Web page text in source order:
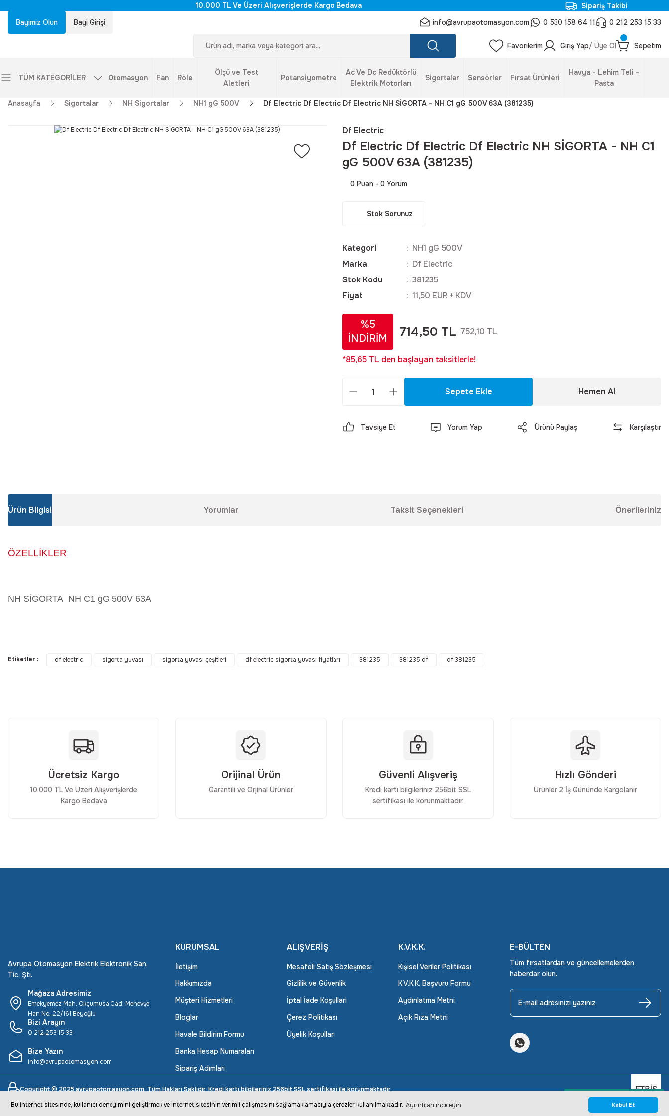
Bu internet sitesinde, kullanıcı deneyimini geliştirmek ve internet sitesinin verimli çalışmasını sağlamak amacıyla çerezler kullanılmaktadır. Ayrıntıları inceleyin Kabul Et
Whatsapp Bilgi Hattı
10.000 TL Ve Üzeri Alışverişlerde Kargo Bedava
Sipariş Takibi
Bayimiz Olun
Bayi Girişi info@avrupaotomasyon.com 0 530 158 64 11 0 212 253 15 33
Favorilerim Giriş Yap/ Üye Ol Sepetim
TÜM KATEGORİLER Otomasyon Fan Röle
Ölçü ve Test
Aletleri
Potansiyometre
Ac Ve Dc Redüktörlü
Elektrik Motorları
Sigortalar Sensörler Fırsat Ürünleri
Havya - Lehim Teli -
Pasta
Anasayfa Sigortalar NH Sigortalar NH1 gG 500V Df Electric Df Electric Df Electric NH SİGORTA - NH C1 gG 500V 63A (381235)
Df Electric
Df Electric Df Electric Df Electric NH SİGORTA - NH C1
gG 500V 63A (381235)
0 Puan - 0 Yorum
Stok Sorunuz
Kategori
NH1 gG 500V
Marka
Df Electric
Stok Kodu
381235
Fiyat
11,50 EUR + KDV
%5
İNDİRİM
714,50 TL 752,10 TL
*85,65 TL den başlayan taksitlerle!
Sepete Ekle Hemen Al
Tavsiye Et Yorum Yap Ürünü Paylaş Karşılaştır
Ürün Bilgisi Yorumlar Taksit Seçenekleri Önerileriniz
ÖZELLİKLER
NH SİGORTA NH C1 gG 500V 63A
Bu ürüne benzer farklı alternatifler olmalı.
Etiketler : df electric sigorta yuvası sigorta yuvası çeşitleri df electric sigorta yuvası fiyatları 381235 381235 df df 381235
Ücretsiz Kargo
10.000 TL Ve Üzeri Alışverişlerde
Kargo Bedava
Orijinal Ürün
Garantili ve Orjinal Ürünler
Güvenli Alışveriş
Kredi kartı bilgileriniz 256bit SSL
sertifikası ile korunmaktadır.
Hızlı Gönderi
Ürünler 2 İş Gününde Kargolanır
Avrupa Otomasyon Elektrik Elektronik San.
Tic. Şti.
Mağaza Adresimiz
Emekyemez Mah. Okçumusa Cad. Menevşe
Han No: 22/161 Beyoğlu
Bizi Arayın
0 212 253 15 33
Bize Yazın
info@avrupaotomasyon.com
KURUMSAL
İletişim
Hakkımızda
Müşteri Hizmetleri
Bloglar
Havale Bildirim Formu
Banka Hesap Numaraları
Sipariş Adımları
ALIŞVERİŞ
Mesafeli Satış Sözleşmesi
Gizlilik ve Güvenlik
İptal İade Koşullari
Çerez Politikası
Üyelik Koşulları
K.V.K.K.
Kişisel Veriler Politikası
K.V.K.K. Başvuru Formu
Aydınlatma Metni
Açık Rıza Metni
E-BÜLTEN
Tüm fırsatlardan ve güncellemelerden
haberdar olun.
Copyright © 2025 avrupaotomasyon.com, Tüm Hakları Saklıdır. Kredi kartı bilgileriniz 256bit SSL sertifikası ile korunmaktadır.